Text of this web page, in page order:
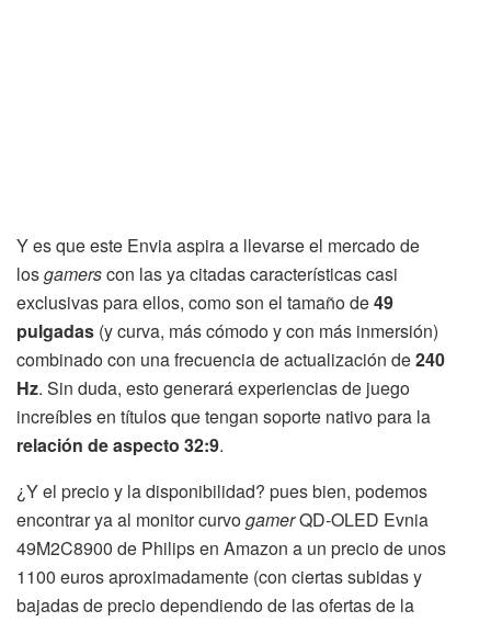
Y es que este Envia aspira a llevarse el mercado de
losgamerscon las ya citadas características casi
exclusivas para ellos, como son el tamaño de49
pulgadas (y curva, más cómodo y con más inmersión)
combinado con una frecuencia de actualización de240
Hz. Sin duda, esto generará experiencias de juego
increíbles en títulos que tengan soporte nativo para la
relación de aspecto 32:9.
¿Y el precio y la disponibilidad? pues bien, podemos
encontrar ya al monitor curvogamerQD-OLED Evnia
49M2C8900 de Philips en Amazon a un precio de unos
1100 euros aproximadamente (con ciertas subidas y
bajadas de precio dependiendo de las ofertas de la